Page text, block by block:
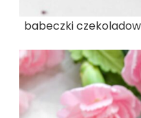
babeczki